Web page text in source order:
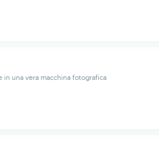
in una vera macchina fotografica